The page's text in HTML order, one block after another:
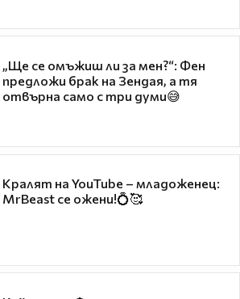
„Ще се омъжиш ли за мен?“: Фен
предложи брак на Зендая, а тя
отвърна само с три думи😅
Кралят на YouTube – младоженец:
MrBeast се ожени!💍🥰